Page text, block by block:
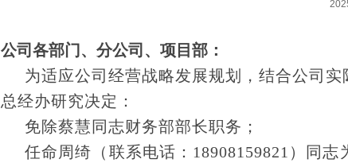
公司各部门、分公司、项目部：
为适应公司经营战略发展规划，结合公司
总经办研究决定：
免除蔡慧同志财务部部长职务；
任命周绮（联系电话：18908159821）同